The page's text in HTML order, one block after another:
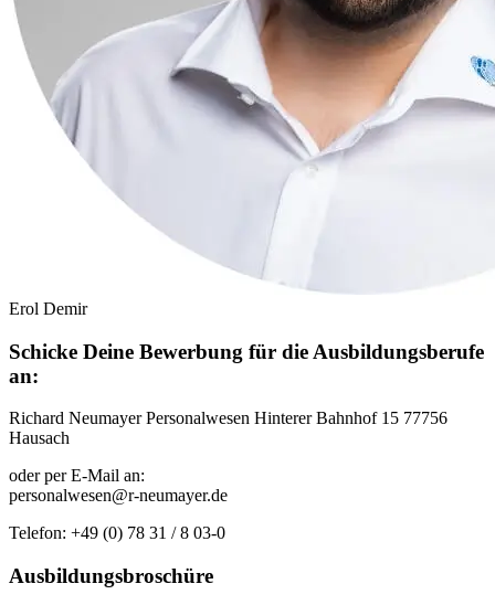
Erol Demir
Schicke Deine Bewerbung für die Ausbildungsberufe
an:
Richard Neumayer Personalwesen Hinterer Bahnhof 15 77756
Hausach
oder per E-Mail an:
personalwesen@r-neumayer.de
Telefon: +49 (0) 78 31 / 8 03-0
Ausbildungsbroschüre